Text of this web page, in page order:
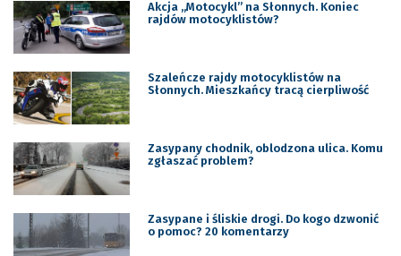
Akcja „Motocykl” na Słonnych. Koniec
rajdów motocyklistów?
Szaleńcze rajdy motocyklistów na
Słonnych. Mieszkańcy tracą cierpliwość
Zasypany chodnik, oblodzona ulica. Komu
zgłaszać problem?
Zasypane i śliskie drogi. Do kogo dzwonić
o pomoc? 20 komentarzy